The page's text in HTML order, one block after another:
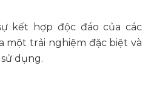
kết hợp độc đáo của các
một trải nghiệm đặc biệt và
dụng.